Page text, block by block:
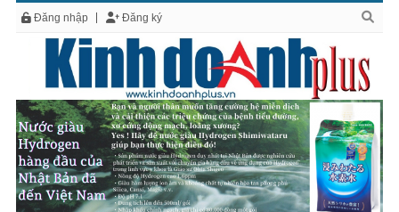
Đăng nhập Đăng ký